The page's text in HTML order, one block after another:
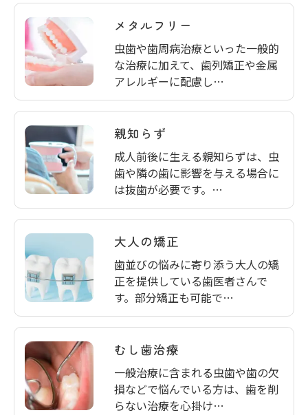
メタルフリー
虫歯や歯周病治療といった一般的
な治療に加えて、歯列矯正や金属
アレルギーに配慮し…
親知らず
成人前後に生える親知らずは、虫
歯や隣の歯に影響を与える場合に
は抜歯が必要です。…
大人の矯正
歯並びの悩みに寄り添う大人の矯
正を提供している歯医者さんで
す。部分矯正も可能で…
むし歯治療
一般治療に含まれる虫歯や歯の欠
損などで悩んでいる方は、歯を削
らない治療を心掛け…